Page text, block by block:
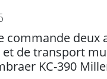
commande deux
de transport
KC-390